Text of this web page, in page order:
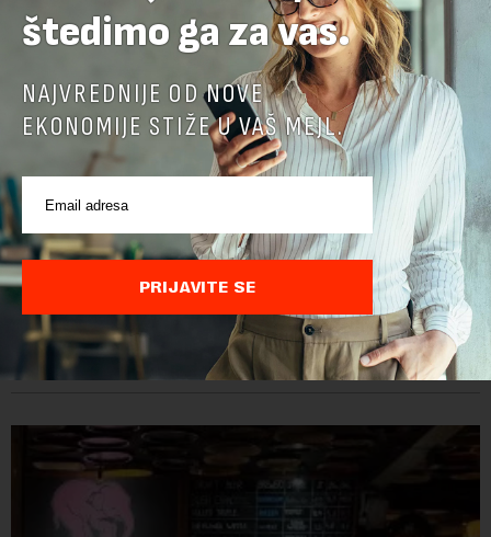
Cene hrane u svetu najviše za tri i po godine
Cene hrane u svetu su sada najviše za tri i po godine, jer letnji
toplotni talasi i ratovi u Ukrajini i na Bliskom istoku povećavaju
troškove, piše britanski list Gardijan.Indeks cena
prehrambenih proiz...
štedimo ga za vas.
NAJVREDNIJE OD NOVE
EKONOMIJE STIŽE U VAŠ MEJL.
PRIJAVITE SE